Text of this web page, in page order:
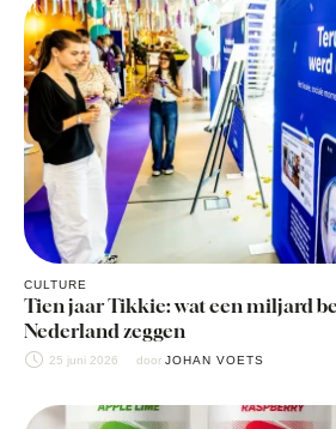
CULTURE
Tien jaar Tikkie: wat een miljard
Nederland zeggen
25 juni 2026 door JOHAN VOETS